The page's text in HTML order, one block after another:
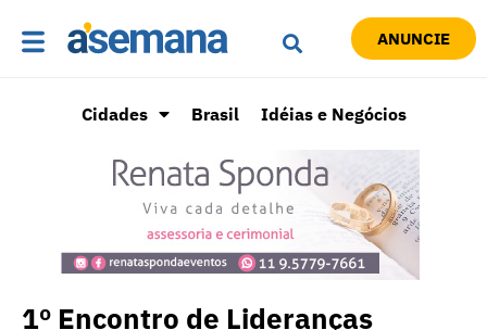
ANUNCIE
Cidades Brasil Idéias e Negócios
1º Encontro de Lideranças